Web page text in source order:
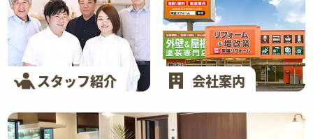
スタッフ紹介 会社案内